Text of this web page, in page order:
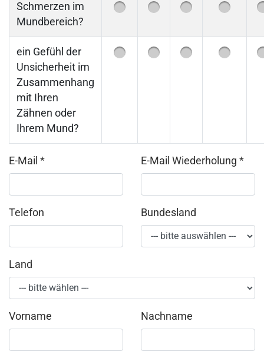
Schmerzen im
Mundbereich?
ein Gefühl der
Unsicherheit im
Zusammenhang
mit Ihren
Zähnen oder
Ihrem Mund?
E-Mail * E-Mail Wiederholung *
Telefon Bundesland
Land
Vorname Nachname